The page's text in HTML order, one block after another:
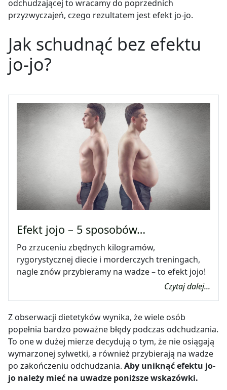
odchudzającej to wracamy do poprzednich
przyzwyczajeń, czego rezultatem jest efekt jo-jo.
Jak schudnąć bez efektu
jo-jo?
Efekt jojo – 5 sposobów…
Po zrzuceniu zbędnych kilogramów,
rygorystycznej diecie i morderczych treningach,
nagle znów przybieramy na wadze – to efekt jojo!
Czytaj dalej...
Z obserwacji dietetyków wynika, że wiele osób
popełnia bardzo poważne błędy podczas odchudzania.
To one w dużej mierze decydują o tym, że nie osiągają
wymarzonej sylwetki, a również przybierają na wadze
po zakończeniu odchudzania. Aby uniknąć efektu jo-
jo należy mieć na uwadze poniższe wskazówki.